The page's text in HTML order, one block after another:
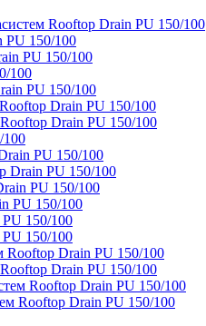
Rooftop Drain PU 150/100
PU 150/100
PU 150/100
100
PU 150/100
Drain PU 150/100
Drain PU 150/100
100
PU 150/100
Drain PU 150/100
PU 150/100
PU 150/100
150/100
150/100
Rooftop Drain PU 150/100
Drain PU 150/100
Rooftop Drain PU 150/100
Rooftop Drain PU 150/100